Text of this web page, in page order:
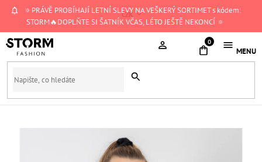
Přejít
🔅PRÁVĚ PROBÍHAJÍ LETNÍ SLEVY NA VEŠKERÝ SORTIMET s kódem:
STORM🔥DOPLŇTE SI ŠATNÍK VČAS, LÉTO JEŠTĚ NEKONCÍ 🔅
CZK
NÁKUPNÍ